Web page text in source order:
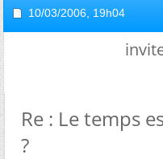
10/03/2006, 19h04
Re : Le temps
?